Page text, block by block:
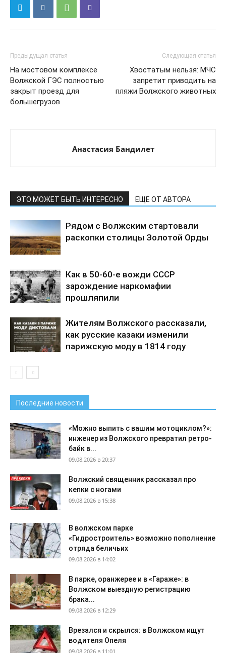
Предыдущая статья
На мостовом комплексе
Волжской ГЭС полностью
закрыт проезд для
большегрузов
Следующая статья
Хвостатым нельзя: МЧС
запретит приводить на
пляжи Волжского животных
Анастасия Бандилет
ЭТО МОЖЕТ БЫТЬ ИНТЕРЕСНО ЕЩЕ ОТ АВТОРА
Рядом с Волжским стартовали
раскопки столицы Золотой Орды
Как в 50-60-е вожди СССР
зарождение наркомафии
прошляпили
Жителям Волжского рассказали,
как русские казаки изменили
парижскую моду в 1814 году
Последние новости
«Можно выпить с вашим мотоциклом?»:
инженер из Волжского превратил ретро-
байк в...
09.08.2026 в 20:37
Волжский священник рассказал про
кепки с ногами
09.08.2026 в 15:38
В волжском парке
«Гидростроитель» возможно пополнение
отряда беличьих
09.08.2026 в 14:02
В парке, оранжерее и в «Гараже»: в
Волжском выездную регистрацию
брака...
09.08.2026 в 12:29
Врезался и скрылся: в Волжском ищут
водителя Опеля
09.08.2026 в 11:01